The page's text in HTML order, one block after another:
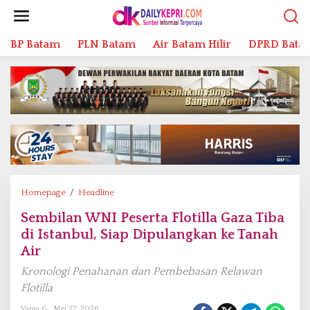
BP Batam PLN Batam Air Batam Hilir DPRD
Homepage / Headline
m
b
a
Sembilan WNI Peserta Flotilla Gaza Tiba
di Istanbul, Siap Dipulangkan ke Tanah
Air
Kronologi Penahanan dan Pembebasan Relawan
Flotilla